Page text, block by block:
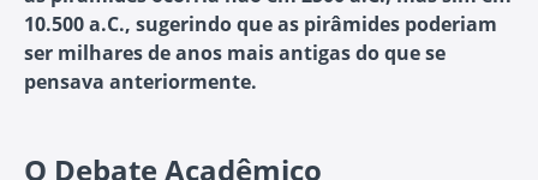
10.500 a.C., sugerindo que as pirâmides poderiam
ser milhares de anos mais antigas do que se
pensava anteriormente.
O Debate Acadêmico